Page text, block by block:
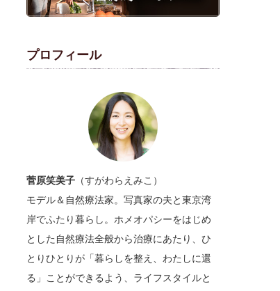
プロフィール
菅原笑美子 （すがわらえみこ）
モデル＆自然療法家。写真家の夫と東京湾
岸でふたり暮らし。ホメオパシーをはじめ
とした自然療法全般から治療にあたり、ひ
とりひとりが「暮らしを整え、わたしに還
る」ことができるよう、ライフスタイルと